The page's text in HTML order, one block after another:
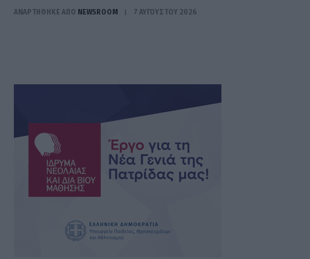
ΑΝΑΡΤΗΘΗΚΕ ΑΠΟ NEWSROOM 7 ΑΥΓΟΎΣΤΟΥ 2026